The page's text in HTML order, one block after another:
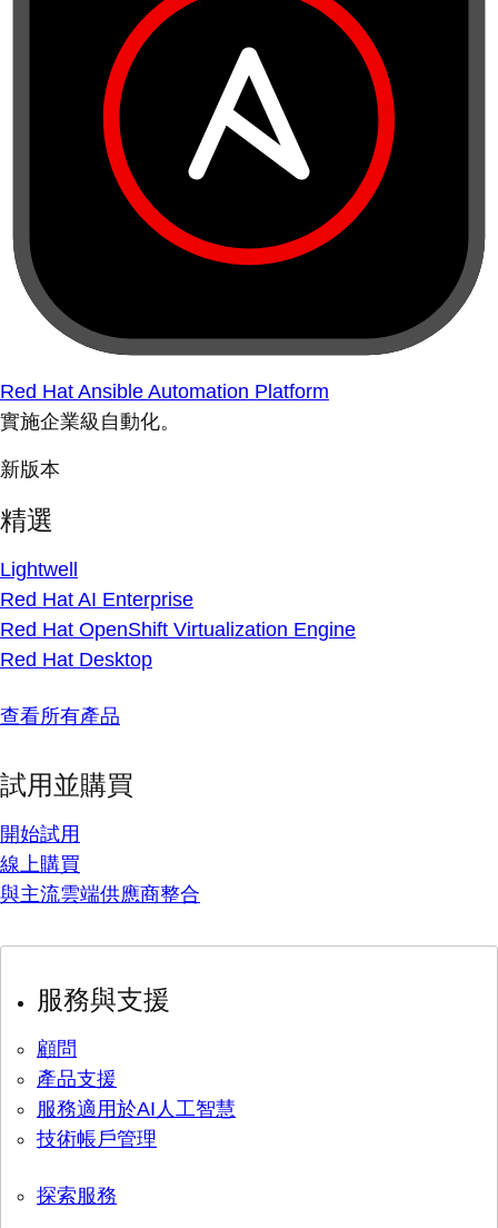
Red Hat Ansible Automation Platform
實施企業級自動化。
新版本
精選
Lightwell
Red Hat AI Enterprise
Red Hat OpenShift Virtualization Engine
Red Hat Desktop
查看所有產品
試用並購買
開始試用
線上購買
與主流雲端供應商整合
服務與支援
顧問
產品支援
服務適用於AI人工智慧
技術帳戶管理
探索服務